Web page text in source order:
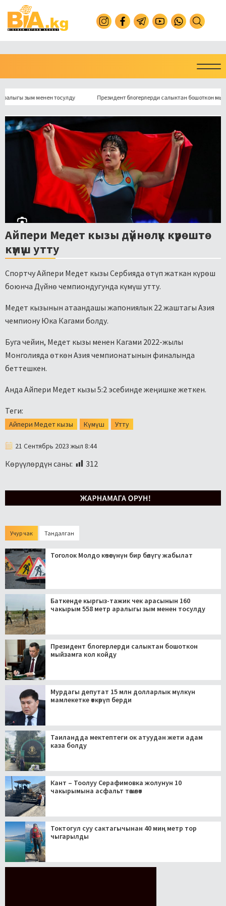
зым менен тосулду Президент блогерлерди салыктан бошоткон мыйзамга
Айпери Медет кызы дүйнөлүк күрөштө
күмүш утту
Спортчу Айпери Медет кызы Сербияда өтүп жаткан күрөш
боюнча Дүйнө чемпиондугунда күмүш утту.
Медет кызынын атаандашы жапониялык 22 жаштагы Азия
чемпиону Юка Кагами болду.
Буга чейин, Медет кызы менен Кагами 2022-жылы
Монголияда өткөн Азия чемпионатынын финалында
беттешкен.
Анда Айпери Медет кызы 5:2 эсебинде жеңишке жеткен.
Теги:
Айпери Медет кызы Күмүш Утту
21 Сентябрь 2023 жыл 8:44
Көрүүлөрдүн саны: 312
Учур чак Тандалган
Тоголок Молдо көчөсүнүн бир бөлүгү жабылат
Баткенде кыргыз-тажик чек арасынын 160
чакырым 558 метр аралыгы зым менен тосулду
Президент блогерлерди салыктан бошоткон
мыйзамга кол койду
Мурдагы депутат 15 млн долларлык мүлкүн
мамлекетке өткөрүп берди
Таиландда мектептеги ок атуудан жети адам
каза болду
Кант – Тоолуу Серафимовка жолунун 10
чакырымына асфальт төшөлөт
Токтогул суу сактагычынан 40 миң метр тор
чыгарылды